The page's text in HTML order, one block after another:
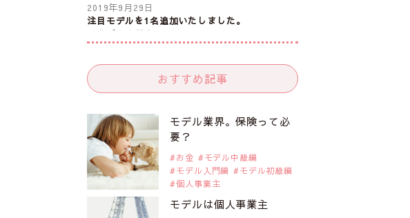
2019年9月29日
注目モデルを1名追加いたしました。
是非ご覧ください。
2019年9月29日
是非ご覧ください。
注目モデル 松川 来海さん
2019年9月29日
注目モデルを1名追加いたしました。
是非ご覧ください。
おすすめ記事
モデル業界。保険って必
要？
お金
モデル中級編
モデル入門編
モデル初級編
個人事業主
モデルは個人事業主